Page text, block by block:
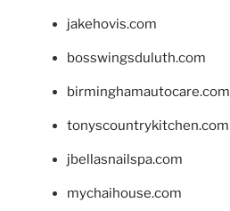
jakehovis.com
bosswingsduluth.com
birminghamautocare.com
tonyscountrykitchen.com
jbellasnailspa.com
mychaihouse.com